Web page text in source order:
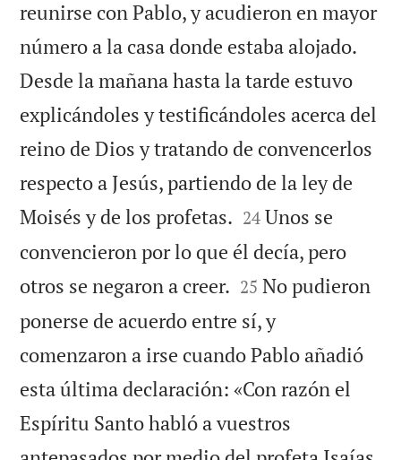
reunirse con Pablo, y acudieron en mayor
número a la casa donde estaba alojado.
Desde la mañana hasta la tarde estuvo
explicándoles y testificándoles acerca del
reino de Dios y tratando de convencerlos
respecto a Jesús, partiendo de la ley de
Moisés y de los profetas. 

24 Unos se
convencieron por lo que él decía, pero
otros se negaron a creer. 

25 No pudieron
ponerse de acuerdo entre sí, y
comenzaron a irse cuando Pablo añadió
esta última declaración: «Con razón el
Espíritu Santo habló a vuestros